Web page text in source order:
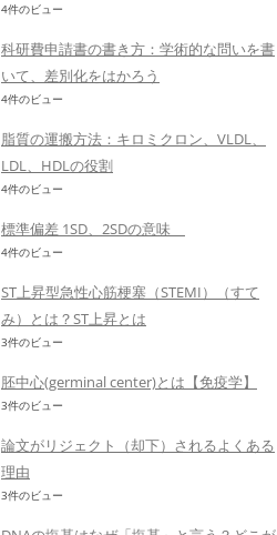
4件のビュー
科研費申請書の書き方：学術的な問いを書
いて、差別化をはかろう
4件のビュー
脂質の運搬方法：キロミクロン、VLDL、
LDL、HDLの役割
4件のビュー
標準偏差 1SD、2SDの意味
4件のビュー
ST上昇型急性心筋梗塞（STEMI）（すて
み）とは？ST上昇とは
3件のビュー
胚中心(germinal center)とは【免疫学】
3件のビュー
論文がリジェクト（却下）されるよくある
理由
3件のビュー